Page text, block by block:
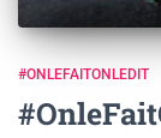
#ONLEFAITONLEDIT